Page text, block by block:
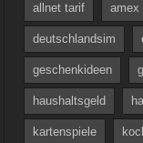
allnet tarif amex
deutschlandsim
geschenkideen
haushaltsgeld
kartenspiele